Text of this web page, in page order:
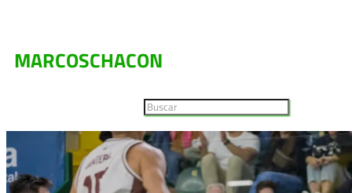
MARCOSCHACON